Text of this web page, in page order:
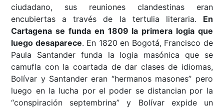
ciudadano, sus reuniones clandestinas eran
encubiertas a través de la tertulia literaria. En
Cartagena se funda en 1809 la primera logia que
luego desaparece. En 1820 en Bogotá, Francisco de
Paula Santander funda la logia masónica que se
camufla con la coartada de dar clases de idiomas,
Bolívar y Santander eran “hermanos masones” pero
luego en la lucha por el poder se distancian por la
“conspiración septembrina” y Bolívar expide un